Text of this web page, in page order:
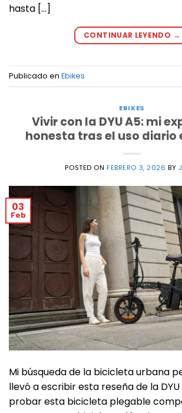
hasta […]
CONTINUAR LEYENDO →
Publicado en Ebikes
EBIKES
Vivir con la DYU A5: mi
honesta tras el uso diario
POSTED ONFEBRERO 3, 2026 BY
03
Feb
Mi búsqueda de la bicicleta urbana
llevó a escribir esta reseña de la
probar esta bicicleta plegable